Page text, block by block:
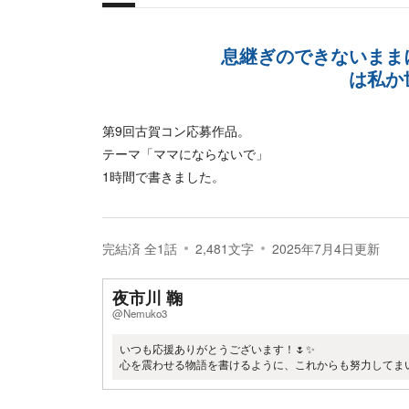
息継ぎのできないま
は私か
第9回古賀コン応募作品。
テーマ「ママにならないで」
1時間で書きました。
完結済 全1話 2,481文字 2025年7月4日更新
夜市川 鞠
@Nemuko3
いつも応援ありがとうございます！🌷✨
心を震わせる物語を書けるように、これからも努力してま